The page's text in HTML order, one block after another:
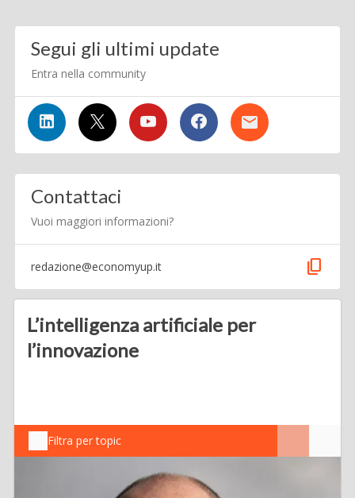
Segui gli ultimi update
Entra nella community
Contattaci
Vuoi maggiori informazioni?
redazione@economyup.it content_copy
L’intelligenza artificiale per
l’innovazione
Filtra per topic